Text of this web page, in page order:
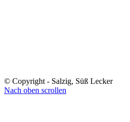
© Copyright - Salzig, Süß Lecker
Nach oben scrollen